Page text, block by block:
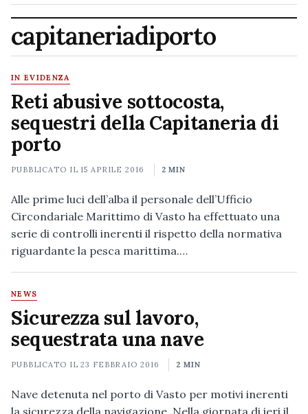
capitaneriadiporto
IN EVIDENZA
Reti abusive sottocosta,
sequestri della Capitaneria di
porto
PUBBLICATO IL15 APRILE 2016 2 MIN
Alle prime luci dell’alba il personale dell’Ufficio
Circondariale Marittimo di Vasto ha effettuato una
serie di controlli inerenti il rispetto della normativa
riguardante la pesca marittima.…
NEWS
Sicurezza sul lavoro,
sequestrata una nave
PUBBLICATO IL23 FEBBRAIO 2016 2 MIN
Nave detenuta nel porto di Vasto per motivi inerenti
la sicurezza della navigazione. Nella giornata di ieri il